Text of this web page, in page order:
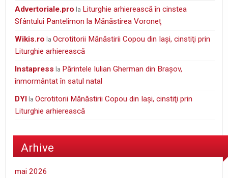
Advertoriale.pro la Liturghie arhierească în cinstea
Sfântului Pantelimon la Mănăstirea Voroneţ
wikis.ro laOcrotitorii Mănăstirii Copou din Iaşi, cinstiţi prin
Liturghie arhierească
Instapress la Părintele Iulian Gherman din Braşov,
înmormântat în satul natal
DYI laOcrotitorii Mănăstirii Copou din Iaşi, cinstiţi prin
Liturghie arhierească
Arhive
mai 2026